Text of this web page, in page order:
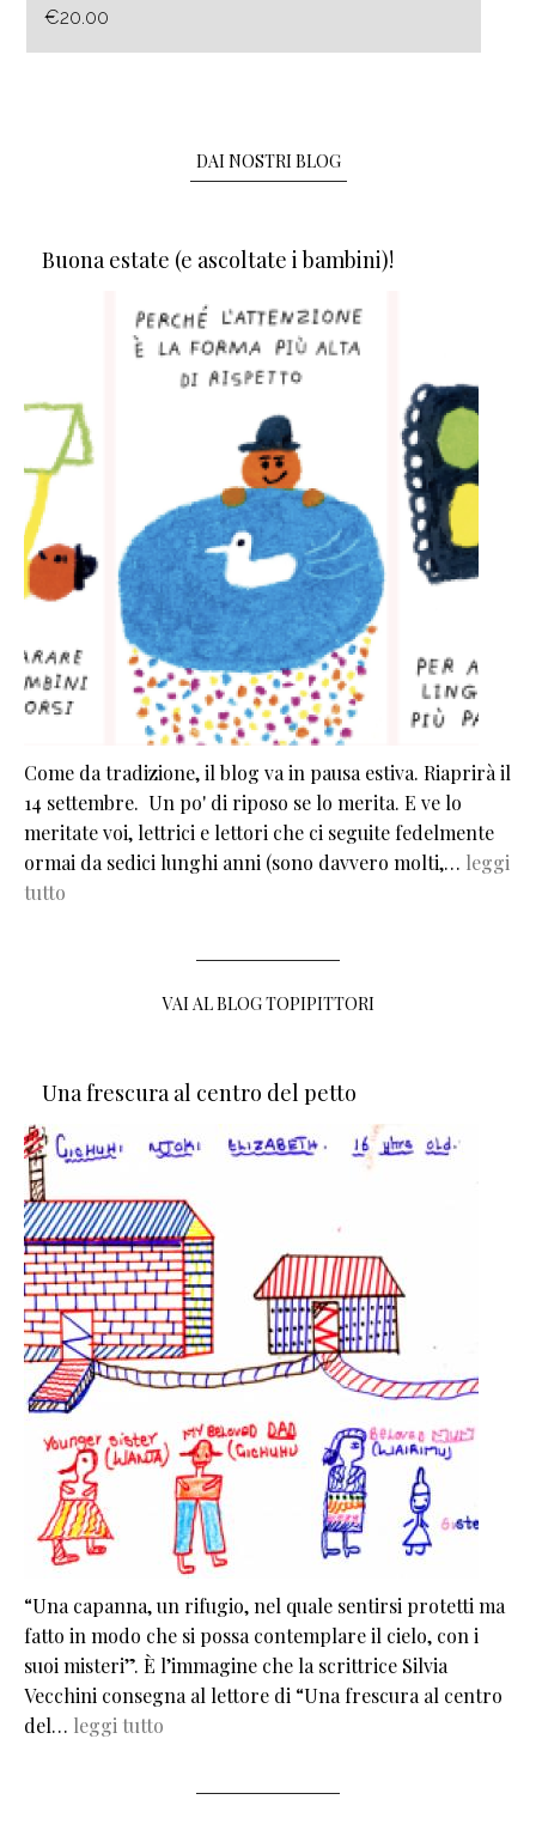
€20.00
DAI NOSTRI BLOG
Buona estate (e ascoltate i bambini)!
Come da tradizione, il blog va in pausa estiva. Riaprirà il
14 settembre. Un po' di riposo se lo merita. E ve lo
meritate voi, lettrici e lettori che ci seguite fedelmente
ormai da sedici lunghi anni (sono davvero molti,… leggi
tutto
VAI AL BLOG TOPIPITTORI
Una frescura al centro del petto
“Una capanna, un rifugio, nel quale sentirsi protetti ma
fatto in modo che si possa contemplare il cielo, con i
suoi misteri”. È l’immagine che la scrittrice Silvia
Vecchini consegna al lettore di “Una frescura al centro
del… leggi tutto